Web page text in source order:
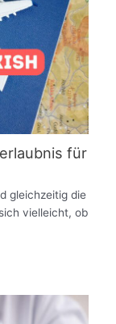
für
gleichzeitig die
vielleicht, ob